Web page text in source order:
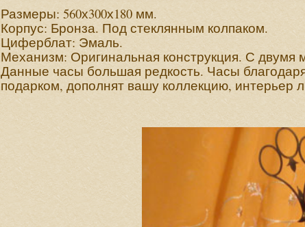
Размеры: 560х300х180 мм.
Корпус: Бронза. Под стеклянным колпаком.
Циферблат: Эмаль.
Механизм: Оригинальная конструкция. С
Данные часы большая редкость. Часы
подарком, дополнят вашу коллекцию, интерьер